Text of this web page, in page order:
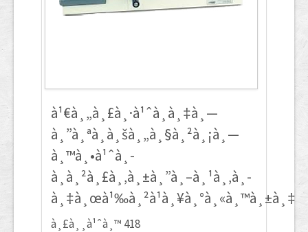
à¹€à¸„à¸£à¸·à¹ˆà¸­à¸‡à¸—
à¸”à¸ªà¸­à¸šà¸„à¸§à¸²à¸¡à¸—
à¸™à¸•à¹ˆà¸­
à¸à¸²à¸£à¸‚à¸±à¸”à¸–à¸¹à¸‚à¸­
à¸‡à¸œà¹‰à¸²à¹à¸¥à¸°à¸«à¸™à¸±à¸‡
à¸£à¸¸à¹ˆà¸™ 418